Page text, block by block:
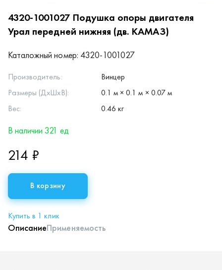
4320-1001027 Подушка опоры двигателя
Урал передней нижняя (дв. КАМАЗ)
Каталожный номер: 4320-1001027
Производитель:
Винцер
Размеры (ДхШхВ):
0.1 м × 0.1 м × 0.07 м
Вес:
0.46 кг
В наличии 321 ед
214 ₽
В корзину
Купить в 1 клик
ОписаниеПрименяемость